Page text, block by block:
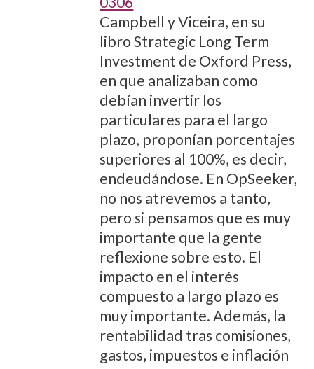
Campbell y Viceira, en su
libro Strategic Long Term
Investment de Oxford Press,
en que analizaban como
debían invertir los
particulares para el largo
plazo, proponían porcentajes
superiores al 100%, es decir,
endeudándose. En OpSeeker,
no nos atrevemos a tanto,
pero si pensamos que es muy
importante que la gente
reflexione sobre esto. El
impacto en el interés
compuesto a largo plazo es
muy importante. Además, la
rentabilidad tras comisiones,
gastos, impuestos e inflación